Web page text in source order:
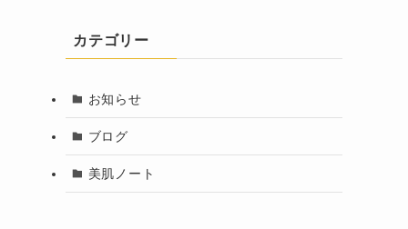
カテゴリー
お知らせ
ブログ
美肌ノート